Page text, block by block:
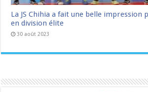
La JS Chihia a fait une belle impression
en division élite
30 août 2023